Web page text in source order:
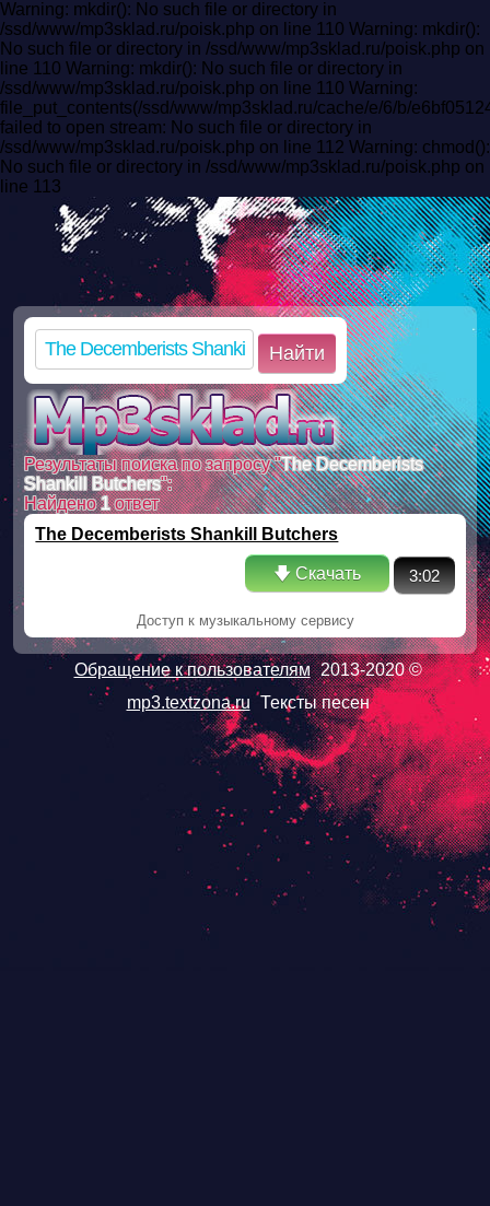
Warning: mkdir(): No such file or directory in
/ssd/www/mp3sklad.ru/poisk.php on line 110 Warning: mkdir():
No such file or directory in /ssd/www/mp3sklad.ru/poisk.php on
line 110 Warning: mkdir(): No such file or directory in
/ssd/www/mp3sklad.ru/poisk.php on line 110 Warning:
file_put_contents(/ssd/www/mp3sklad.ru/cache/e/6/b/
failed to open stream: No such file or directory in
/ssd/www/mp3sklad.ru/poisk.php on line 112 Warning: chmod():
No such file or directory in /ssd/www/mp3sklad.ru/poisk.php on
line 113
Найти
Результаты поиска по запросу "The Decemberists
Shankill Butchers":
Найдено1ответ
The Decemberists Shankill Butchers
🡇 Скачать 3:02
Доступ к музыкальному сервису
Обращение к пользователям 2013-2020 ©
mp3.textzona.ru Тексты песен